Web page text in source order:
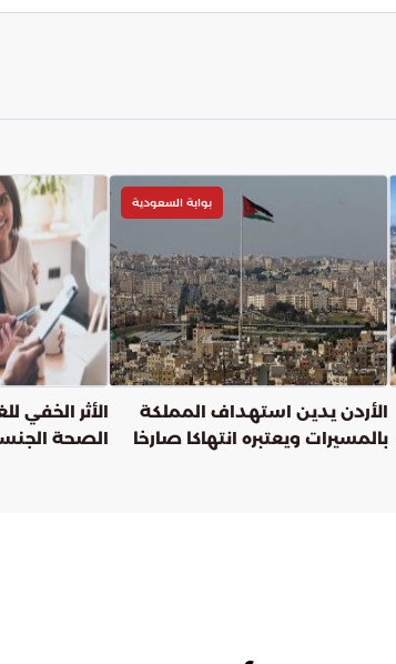
بوابة السعودية
الأردن يدين استهداف المملكة
بالمسيرات ويعتبره انتهاكا صارخا
الأثر الخفي
الصحة